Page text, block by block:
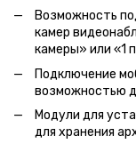
Возможность
камер
камеры» или «1
Подключение
возможностью
Модули для
для хранения